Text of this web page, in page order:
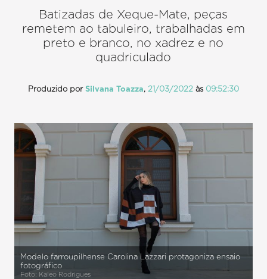
Batizadas de Xeque-Mate, peças
remetem ao tabuleiro, trabalhadas em
preto e branco, no xadrez e no
quadriculado
Produzido por Silvana Toazza, 21/03/2022às 09:52:30
Modelo farroupilhense Carolina Lazzari protagoniza ensaio
fotográfico
Foto: Kaleo Rodrigues